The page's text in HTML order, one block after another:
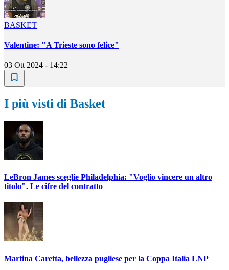
BASKET
Valentine: "A Trieste sono felice"
03 Ott 2024 - 14:22
I più visti di Basket
LeBron James sceglie Philadelphia: "Voglio vincere un altro
titolo". Le cifre del contratto
Martina Caretta, bellezza pugliese per la Coppa Italia LNP